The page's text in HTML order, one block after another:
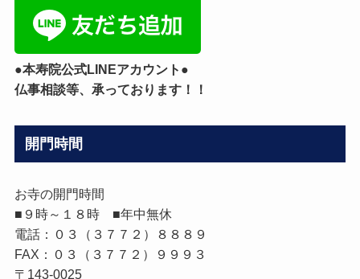
●本寿院公式LINEアカウント●
仏事相談等、承っております！！
開門時間
お寺の開門時間
■９時～１８時 ■年中無休
電話：０３（３７７２）８８８９
FAX：０３（３７７２）９９９３
〒143-0025